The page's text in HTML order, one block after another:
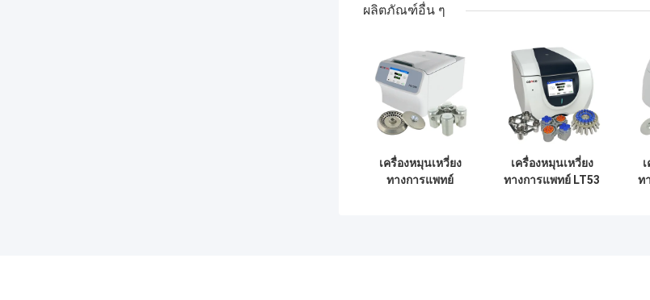
ผลิตภัณฑ์อื่น ๆ
เครื่องหมุนเหวี่ยง
ทางการแพทย์
เครื่องหมุนเหวี่ยง
ทางการแพทย์ LT53
ท